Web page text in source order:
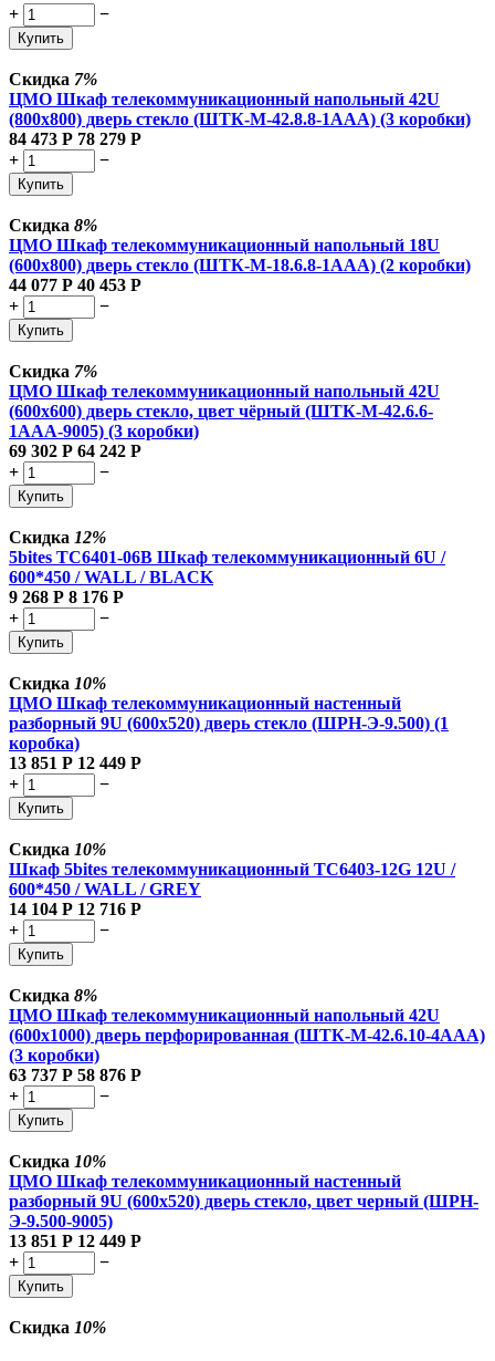
+
−
Купить
Скидка 7%
ЦМО Шкаф телекоммуникационный напольный 42U
(800x800) дверь стекло (ШТК-М-42.8.8-1ААА) (3 коробки)
84 473 Р 78 279 Р
+
−
Купить
Скидка 8%
ЦМО Шкаф телекоммуникационный напольный 18U
(600x800) дверь стекло (ШТК-М-18.6.8-1AAA) (2 коробки)
44 077 Р 40 453 Р
+
−
Купить
Скидка 7%
ЦМО Шкаф телекоммуникационный напольный 42U
(600x600) дверь стекло, цвет чёрный (ШТК-М-42.6.6-
1ААА-9005) (3 коробки)
69 302 Р 64 242 Р
+
−
Купить
Скидка 12%
5bites TC6401-06B Шкаф телекоммуникационный 6U /
600*450 / WALL / BLACK
9 268 Р 8 176 Р
+
−
Купить
Скидка 10%
ЦМО Шкаф телекоммуникационный настенный
разборный 9U (600х520) дверь стекло (ШРН-Э-9.500) (1
коробка)
13 851 Р 12 449 Р
+
−
Купить
Скидка 10%
Шкаф 5bites телекоммуникационный TC6403-12G 12U /
600*450 / WALL / GREY
14 104 Р 12 716 Р
+
−
Купить
Скидка 8%
ЦМО Шкаф телекоммуникационный напольный 42U
(600x1000) дверь перфорированная (ШТК-М-42.6.10-4ААА)
(3 коробки)
63 737 Р 58 876 Р
+
−
Купить
Скидка 10%
ЦМО Шкаф телекоммуникационный настенный
разборный 9U (600х520) дверь стекло, цвет черный (ШРН-
Э-9.500-9005)
13 851 Р 12 449 Р
+
−
Купить
Скидка 10%